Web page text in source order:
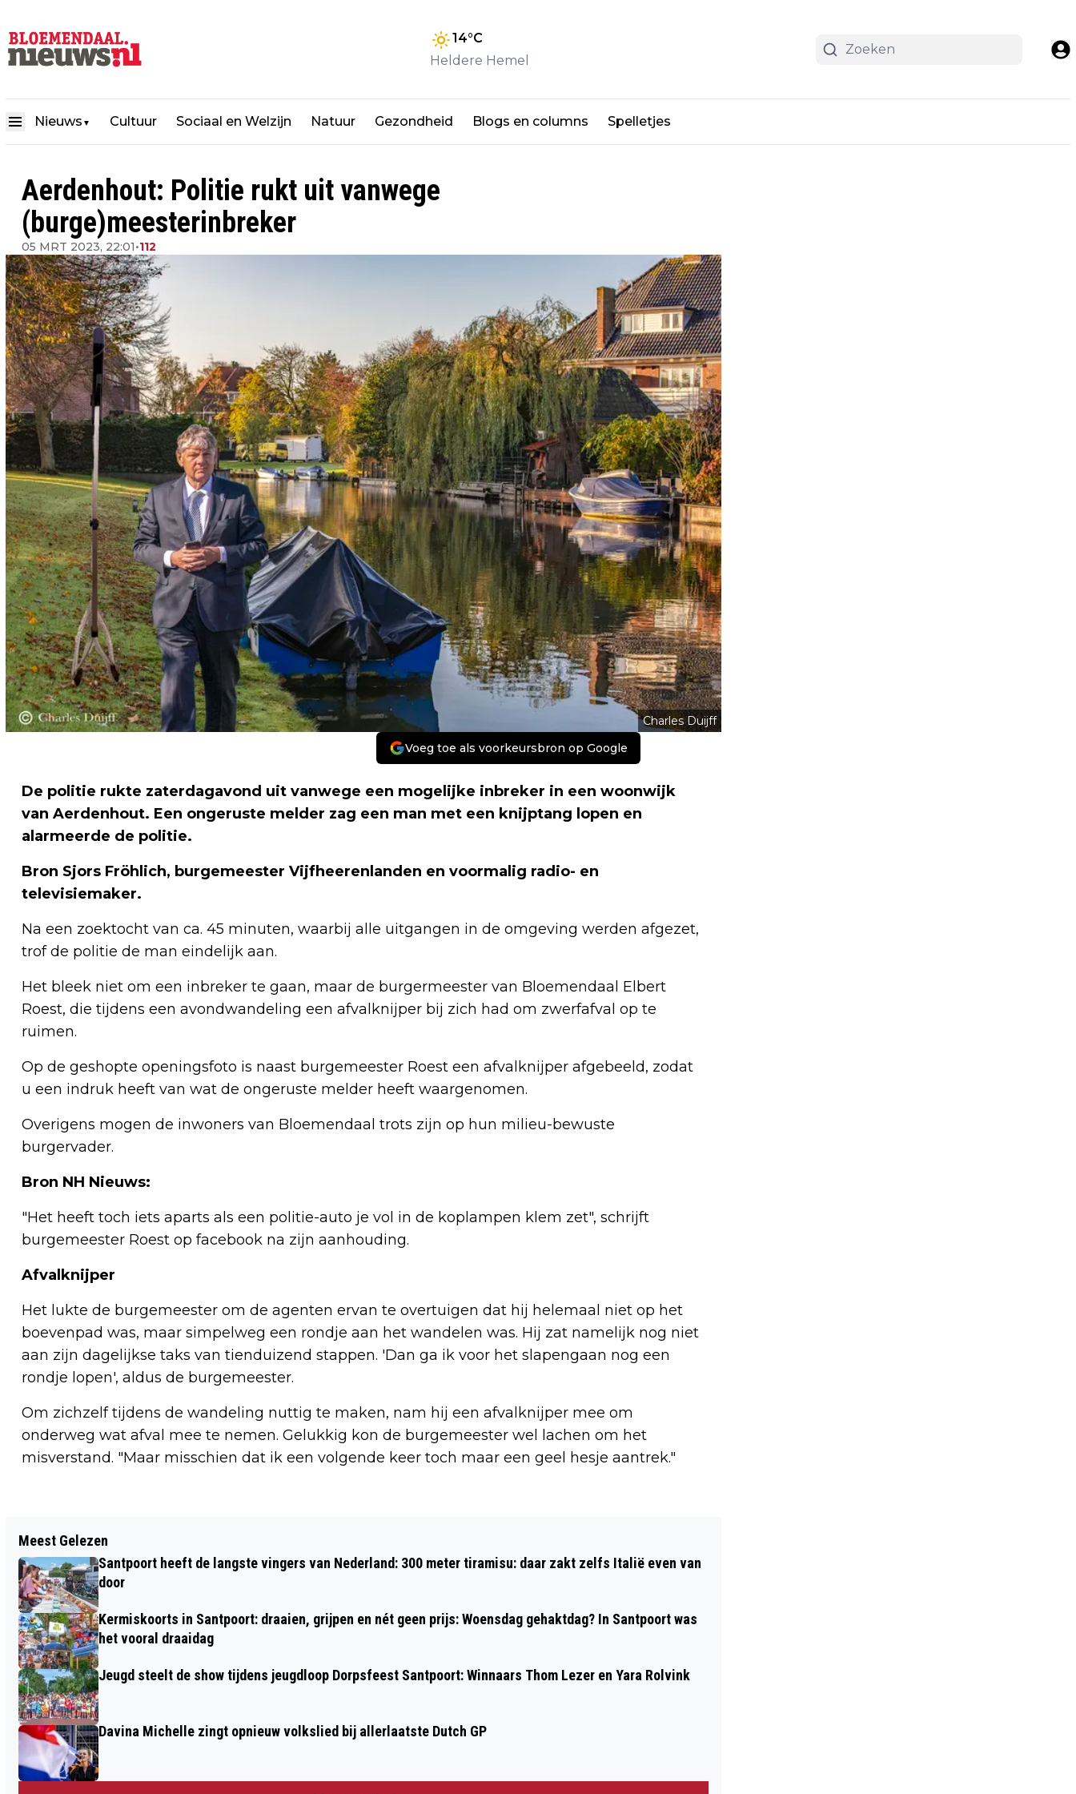
14°C
Heldere Hemel
Nieuws ▼ Cultuur Sociaal en Welzijn Natuur Gezondheid Blogs en columns Spelletjes
Aerdenhout: Politie rukt uit vanwege
(burge)meesterinbreker
05 MRT 2023, 22:01•112
Charles Duijff
Voeg toe als voorkeursbron op Google
De politie rukte zaterdagavond uit vanwege een mogelijke inbreker in een woonwijk
van Aerdenhout. Een ongeruste melder zag een man met een knijptang lopen en
alarmeerde de politie.
Bron Sjors Fröhlich, burgemeester Vijfheerenlanden en voormalig radio- en
televisiemaker.
Na een zoektocht van ca. 45 minuten, waarbij alle uitgangen in de omgeving werden afgezet,
trof de politie de man eindelijk aan.
Het bleek niet om een inbreker te gaan, maar de burgermeester van Bloemendaal Elbert
Roest, die tijdens een avondwandeling een afvalknijper bij zich had om zwerfafval op te
ruimen.
Op de geshopte openingsfoto is naast burgemeester Roest een afvalknijper afgebeeld, zodat
u een indruk heeft van wat de ongeruste melder heeft waargenomen.
Overigens mogen de inwoners van Bloemendaal trots zijn op hun milieu-bewuste
burgervader.
Bron NH Nieuws:
"Het heeft toch iets aparts als een politie-auto je vol in de koplampen klem zet", schrijft
burgemeester Roest op facebook na zijn aanhouding.
Afvalknijper
Het lukte de burgemeester om de agenten ervan te overtuigen dat hij helemaal niet op het
boevenpad was, maar simpelweg een rondje aan het wandelen was. Hij zat namelijk nog niet
aan zijn dagelijkse taks van tienduizend stappen. 'Dan ga ik voor het slapengaan nog een
rondje lopen', aldus de burgemeester.
Om zichzelf tijdens de wandeling nuttig te maken, nam hij een afvalknijper mee om
onderweg wat afval mee te nemen. Gelukkig kon de burgemeester wel lachen om het
misverstand. "Maar misschien dat ik een volgende keer toch maar een geel hesje aantrek."
MOGELIJK WINTERWEER OP KOMST
‘OMLOOP VAN ZANDVOORT’ EN
MOGELIJK TOT 14 MAART
Meest Gelezen
Santpoort heeft de langste vingers van Nederland: 300 meter tiramisu: daar zakt zelfs Italië even van
door
Kermiskoorts in Santpoort: draaien, grijpen en nét geen prijs: Woensdag gehaktdag? In Santpoort was
het vooral draaidag
Jeugd steelt de show tijdens jeugdloop Dorpsfeest Santpoort: Winnaars Thom Lezer en Yara Rolvink
Davina Michelle zingt opnieuw volkslied bij allerlaatste Dutch GP